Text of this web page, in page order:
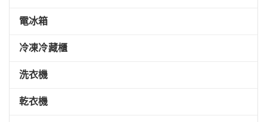
電冰箱
冷凍冷藏櫃
洗衣機
乾衣機